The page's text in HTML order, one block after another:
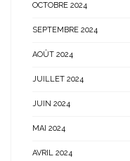
OCTOBRE 2024
SEPTEMBRE 2024
AOÛT 2024
JUILLET 2024
JUIN 2024
MAI 2024
AVRIL 2024